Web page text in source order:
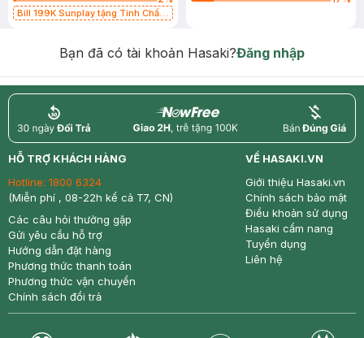
Bill 199K Sunplay tặng Tinh Chất
Bạn đã có tài khoản Hasaki?Đăng nhập
return nowfree price
HỖ TRỢ KHÁCH HÀNG
Hotline: 1800 6324
(Miễn phí , 08-22h kể cả T7, CN)
Các câu hỏi thường gặp
Gửi yêu cầu hỗ trợ
Hướng dẫn đặt hàng
Phương thức thanh toán
Phương thức vận chuyển
Chính sách đổi trả
VỀ HASAKI.VN
Giới thiệu Hasaki.vn
Chính sách bảo mật
Điều khoản sử dụng
Hasaki cẩm nang
Tuyển dụng
Liên hệ